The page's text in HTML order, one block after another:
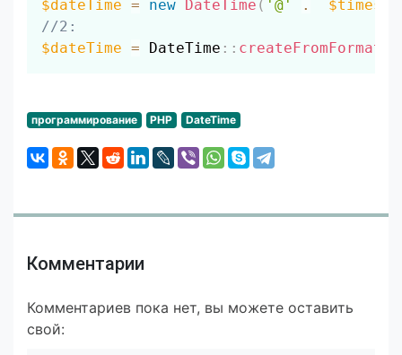
$dateTime = new DateTime ( '@' .
//2:
$dateTime = DateTime :: createFromFormat
программирование PHP DateTime
Комментарии
Комментариев пока нет, вы можете оставить
свой: